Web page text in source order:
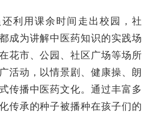
用课余时间走出校园，社
成为讲解中医药知识的实践场
花市、公园、社区广场等场所
活动，以情景剧、健康操、朗
传播中医药文化。通过丰富多
传承的种子被播种在孩子们的